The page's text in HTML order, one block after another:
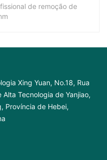
de remoção de
Xing Yuan, No.18, Rua
Tecnologia de Yanjiao,
Província de Hebei,